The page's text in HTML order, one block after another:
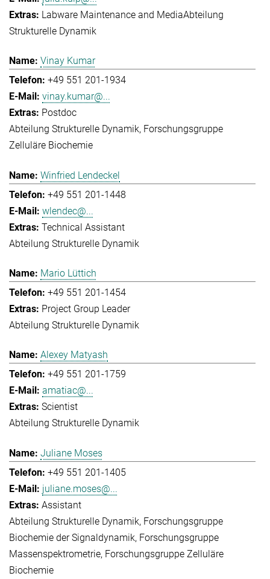
Labware Maintenance and MediaAbteilung
Strukturelle Dynamik
Vinay Kumar
+49 551 201-1934
vinay.kumar@...
Postdoc
Abteilung Strukturelle Dynamik Forschungsgruppe
Zelluläre Biochemie
Winfried Lendeckel
+49 551 201-1448
wlendec@...
Technical Assistant
Abteilung Strukturelle Dynamik
Mario Lüttich
+49 551 201-1454
Project Group Leader
Abteilung Strukturelle Dynamik
Alexey Matyash
+49 551 201-1759
amatiac@...
Scientist
Abteilung Strukturelle Dynamik
Juliane Moses
+49 551 201-1405
juliane.moses@...
Assistant
Abteilung Strukturelle Dynamik Forschungsgruppe
Biochemie der Signaldynamik Forschungsgruppe
Massenspektrometrie Forschungsgruppe Zelluläre
Biochemie